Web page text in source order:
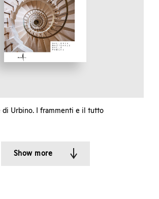
di Urbino. I frammenti e il tutto
Show more